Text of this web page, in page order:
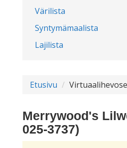
Värilista
Syntymämaalista
Lajilista
Etusivu
Merrywood's
025-3737)